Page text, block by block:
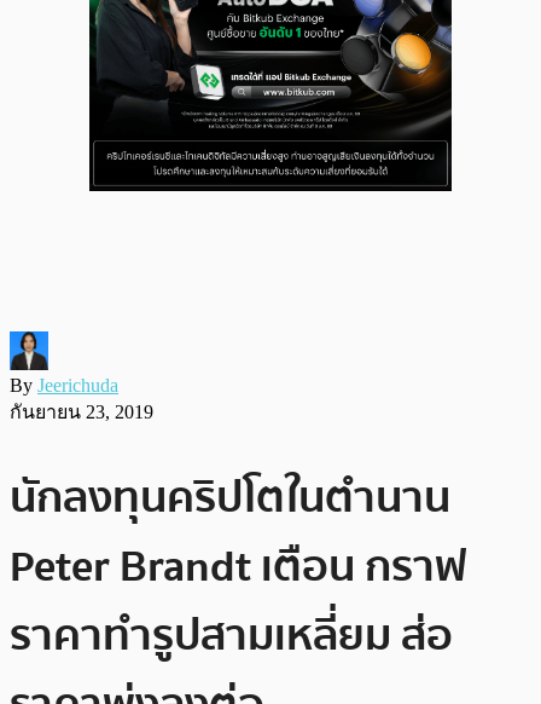
By Jeerichuda
กันยายน 23, 2019
นักลงทุนคริปโตในตำนาน
Peter Brandt เตือน กราฟ
ราคาทำรูปสามเหลี่ยม ส่อ